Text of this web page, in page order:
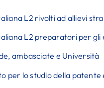
L2 rivolti ad allievi
L2 preparatori per gli
ambasciate e Università
per lo studio della